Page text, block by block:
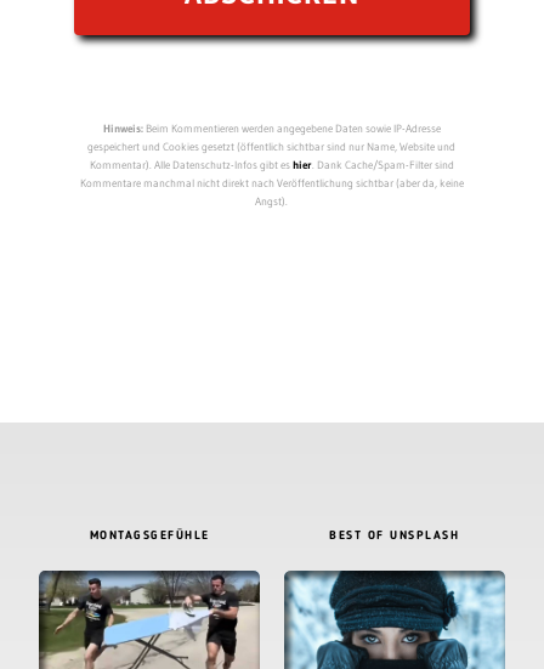
Hinweis:Beim Kommentieren werden angegebene Daten sowie IP-Adresse
gespeichert und Cookies gesetzt (öffentlich sichtbar sind nur Name, Website und
Kommentar). Alle Datenschutz-Infos gibt eshier. Dank Cache/Spam-Filter sind
Kommentare manchmal nicht direkt nach Veröffentlichung sichtbar (aber da, keine
Angst).
MONTAGSGEFÜHLE BEST OF UNSPLASH